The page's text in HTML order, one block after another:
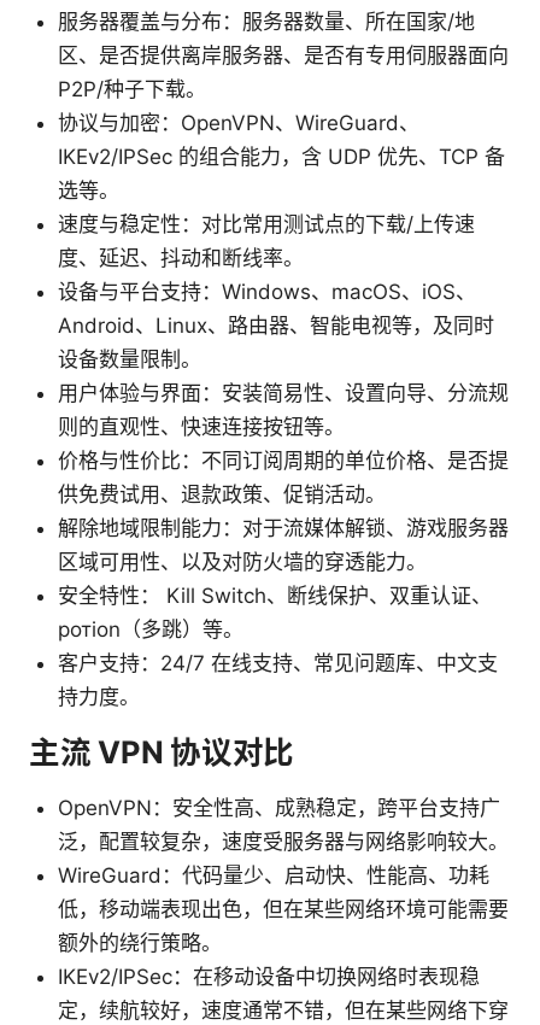
服务器覆盖与分布：服务器数量、所在国家/地
区、是否提供离岸服务器、是否有专用伺服器面向
P2P/种子下载。
协议与加密：OpenVPN、WireGuard、
IKEv2/IPSec 的组合能力，含 UDP 优先、TCP 备
选等。
速度与稳定性：对比常用测试点的下载/上传速
度、延迟、抖动和断线率。
设备与平台支持：Windows、macOS、iOS、
Android、Linux、路由器、智能电视等，及同时
设备数量限制。
用户体验与界面：安装简易性、设置向导、分流规
则的直观性、快速连接按钮等。
价格与性价比：不同订阅周期的单位价格、是否提
供免费试用、退款政策、促销活动。
解除地域限制能力：对于流媒体解锁、游戏服务器
区域可用性、以及对防火墙的穿透能力。
安全特性： Kill Switch、断线保护、双重认证、
ротion（多跳）等。
客户支持：24/7 在线支持、常见问题库、中文支
持力度。
主流 VPN 协议对比
OpenVPN：安全性高、成熟稳定，跨平台支持广
泛，配置较复杂，速度受服务器与网络影响较大。
WireGuard：代码量少、启动快、性能高、功耗
低，移动端表现出色，但在某些网络环境可能需要
额外的绕行策略。
IKEv2/IPSec：在移动设备中切换网络时表现稳
定，续航较好，速度通常不错，但在某些网络下穿